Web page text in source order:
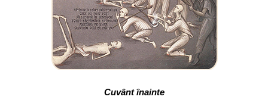
Cuvânt înainte